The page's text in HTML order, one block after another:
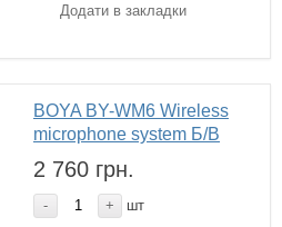
Додати в закладки
BOYA BY-WM6 Wireless
microphone system Б/В
2 760 грн.
- + шт